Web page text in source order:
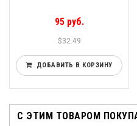
95 руб.
$32.49
ДОБАВИТЬ В КОРЗИНУ
С ЭТИМ ТОВАРОМ